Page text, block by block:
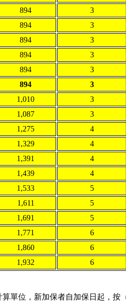
894 3
894 3
894 3
894 3
894 3
894 3
1,010 3
1,087 3
1,275 4
1,329 4
1,391 4
1,439 4
1,533 5
1,611 5
1,691 5
1,771 6
1,860 6
1,932 6
單位，新加保者自加保日起，按